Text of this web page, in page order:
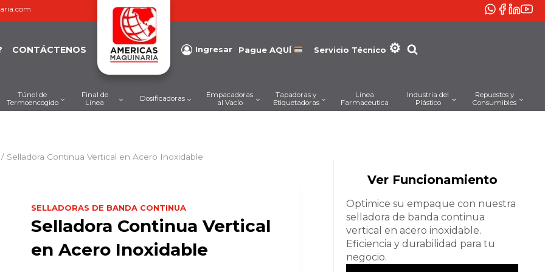
CONTÁCTENOS Ingresar Pague AQUÍ Servicio Técnico
Túnel de
Termoencogido
Final de
Línea
Dosificadoras
Empacadoras
al Vacío
Tapadoras y
Etiquetadoras
Línea
Farmaceutica
Industria del
Plástico
Repuestos y
Consumibles
/ Selladora Continua Vertical en Acero Inoxidable
SELLADORAS DE BANDA CONTINUA
Selladora Continua Vertical
en Acero Inoxidable
Ver Funcionamiento
Optimice su empaque con nuestra
selladora de banda continua
vertical en acero inoxidable.
Eficiencia y durabilidad para tu
negocio.